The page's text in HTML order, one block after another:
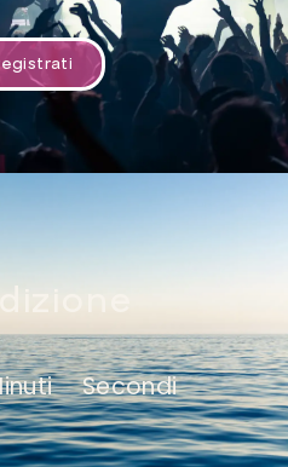
Secondi